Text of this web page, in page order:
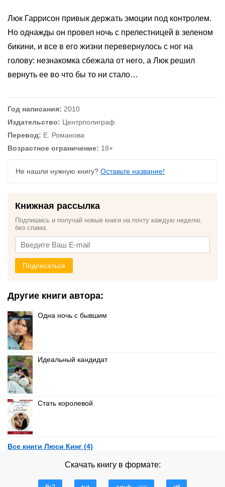
Люк Гаррисон привык держать эмоции под контролем.
Но однажды он провел ночь с прелестницей в зеленом
бикини, и все в его жизни перевернулось с ног на
голову: незнакомка сбежала от него, а Люк решил
вернуть ее во что бы то ни стало…
Год написания: 2010
Издательство: Центрполиграф
Перевод: Е. Романова
Возрастное ограничение: 18+
Не нашли нужную книгу? Оставьте название!
Книжная рассылка
Подпишись и получай новые книги на почту каждую неделю,
без спама.
Подписаться
Другие книги автора:
Одна ночь с бывшим
Идеальный кандидат
Стать королевой
Все книги Люси Кинг (4)
Скачать книгу в формате: